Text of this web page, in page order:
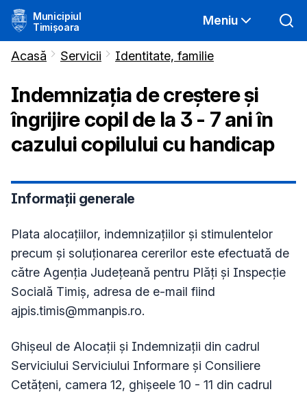
Municipiul
Timișoara
Meniu
Acasă Servicii Identitate, familie
Indemnizația de creștere și
îngrijire copil de la 3 - 7 ani în
cazului copilului cu handicap
Informații generale
Plata alocaţiilor, indemnizaţiilor şi stimulentelor
precum şi soluţionarea cererilor este efectuată de
către Agenția Județeană pentru Plăți și Inspecție
Socială Timiș, adresa de e-mail fiind
ajpis.timis@mmanpis.ro.
Ghișeul de Alocaţii şi Indemnizaţii din cadrul
Serviciului Serviciului Informare și Consiliere
Cetățeni, camera 12, ghișeele 10 - 11 din cadrul